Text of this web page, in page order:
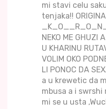
mi stavi celu
tenjaka!!
NEKO ME GHUZI
U KHARINU
VOLIM OKO
LI PONOC DA
a u krewetic da
mbusa a i swrshi
mi se u usta